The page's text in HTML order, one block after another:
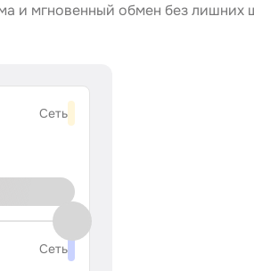
и мгновенный обмен без лишних
Сеть
Сеть